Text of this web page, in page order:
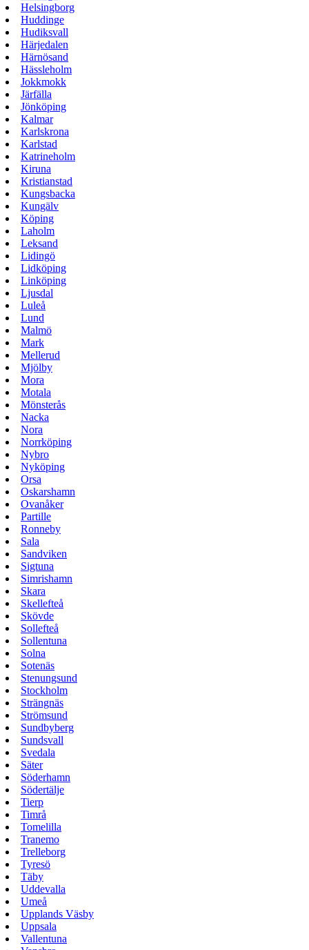
Helsingborg
Huddinge
Hudiksvall
Härjedalen
Härnösand
Hässleholm
Jokkmokk
Järfälla
Jönköping
Kalmar
Karlskrona
Karlstad
Katrineholm
Kiruna
Kristianstad
Kungsbacka
Kungälv
Köping
Laholm
Leksand
Lidingö
Lidköping
Linköping
Ljusdal
Luleå
Lund
Malmö
Mark
Mellerud
Mjölby
Mora
Motala
Mönsterås
Nacka
Nora
Norrköping
Nybro
Nyköping
Orsa
Oskarshamn
Ovanåker
Partille
Ronneby
Sala
Sandviken
Sigtuna
Simrishamn
Skara
Skellefteå
Skövde
Sollefteå
Sollentuna
Solna
Sotenäs
Stenungsund
Stockholm
Strängnäs
Strömsund
Sundbyberg
Sundsvall
Svedala
Säter
Söderhamn
Södertälje
Tierp
Timrå
Tomelilla
Tranemo
Trelleborg
Tyresö
Täby
Uddevalla
Umeå
Upplands Väsby
Uppsala
Vallentuna